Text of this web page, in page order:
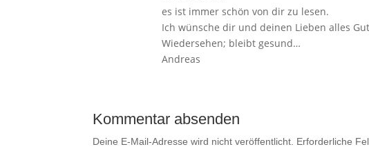
es ist immer schön von dir zu lesen.
Ich wünsche dir und deinen Lieben alles
Wiedersehen; bleibt gesund…
Andreas
Kommentar absenden
Deine E-Mail-Adresse wird nicht veröffentlicht. Erforderliche